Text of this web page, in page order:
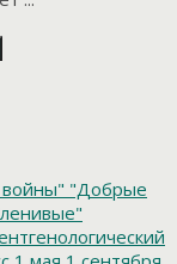
"Добрые